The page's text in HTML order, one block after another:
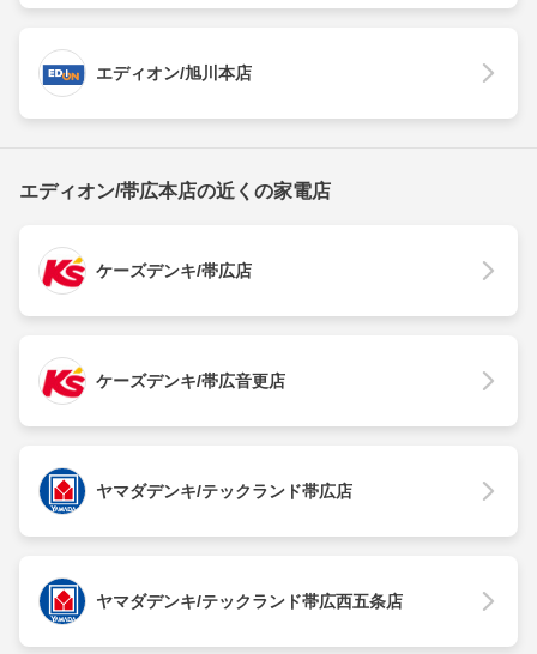
エディオン/旭川本店
エディオン/帯広本店の近くの家電店
ケーズデンキ/帯広店
ケーズデンキ/帯広音更店
ヤマダデンキ/テックランド帯広店
ヤマダデンキ/テックランド帯広西五条店